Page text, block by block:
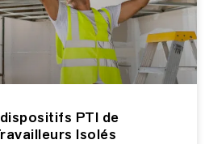
PTI de
Isolés